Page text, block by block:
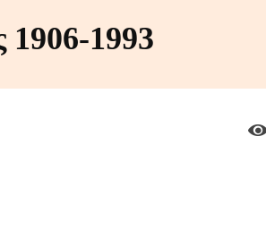
1906-1993